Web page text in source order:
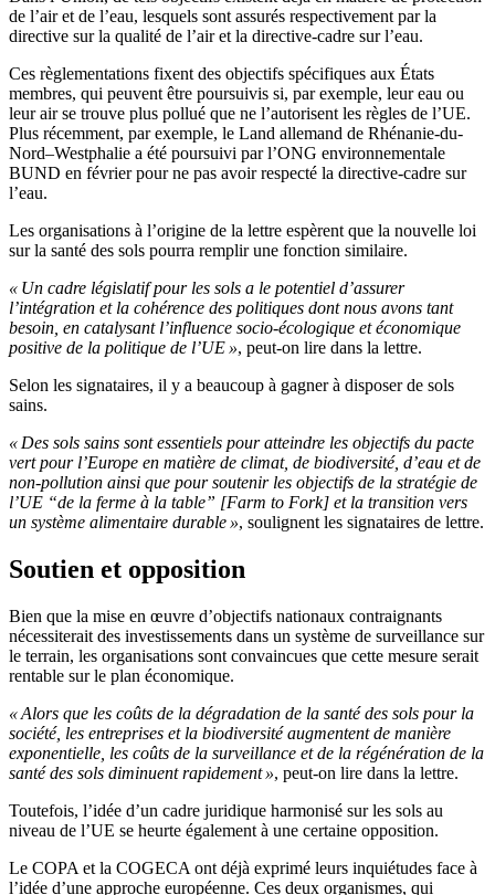
de l’air et de l’eau, lesquels sont assurés respectivement par la
directive sur la qualité de l’air et la directive-cadre sur l’eau.
Ces règlementations fixent des objectifs spécifiques aux États
membres, qui peuvent être poursuivis si, par exemple, leur eau ou
leur air se trouve plus pollué que ne l’autorisent les règles de l’UE.
Plus récemment, par exemple, le Land allemand de Rhénanie-du-
Nord–Westphalie a été poursuivi par l’ONG environnementale
BUND en février pour ne pas avoir respecté la directive-cadre sur
l’eau.
Les organisations à l’origine de la lettre espèrent que la nouvelle loi
sur la santé des sols pourra remplir une fonction similaire.
« Un cadre législatif pour les sols a le potentiel d’assurer
l’intégration et la cohérence des politiques dont nous avons tant
besoin, en catalysant l’influence socio-écologique et économique
positive de la politique de l’UE », peut-on lire dans la lettre.
Selon les signataires, il y a beaucoup à gagner à disposer de sols
sains.
« Des sols sains sont essentiels pour atteindre les objectifs du pacte
vert pour l’Europe en matière de climat, de biodiversité, d’eau et de
non-pollution ainsi que pour soutenir les objectifs de la stratégie de
l’UE “de la ferme à la table” [Farm to Fork] et la transition vers
un système alimentaire durable », soulignent les signataires de lettre.
Soutien et opposition
Bien que la mise en œuvre d’objectifs nationaux contraignants
nécessiterait des investissements dans un système de surveillance sur
le terrain, les organisations sont convaincues que cette mesure serait
rentable sur le plan économique.
« Alors que les coûts de la dégradation de la santé des sols pour la
société, les entreprises et la biodiversité augmentent de manière
exponentielle, les coûts de la surveillance et de la régénération de la
santé des sols diminuent rapidement », peut-on lire dans la lettre.
Toutefois, l’idée d’un cadre juridique harmonisé sur les sols au
niveau de l’UE se heurte également à une certaine opposition.
Le COPA et la COGECA ont déjà exprimé leurs inquiétudes face à
l’idée d’une approche européenne. Ces deux organismes, qui